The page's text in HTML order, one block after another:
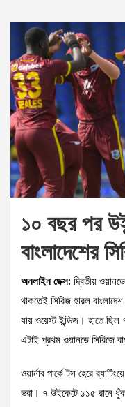
১০ বছর পর
বাংলাদেশের
অনলাইন ডেক্স: দ্বিতীয়
থাকতেই সিরিজ হারল
যায় ওয়েস্ট ইন্ডিজ। হাতে
এটাই প্রথম ওয়ানডে সিরিজে
ওয়ার্নার পার্কে টস হেরে
ভরা। ৭ উইকেটে ১১৫ রানে